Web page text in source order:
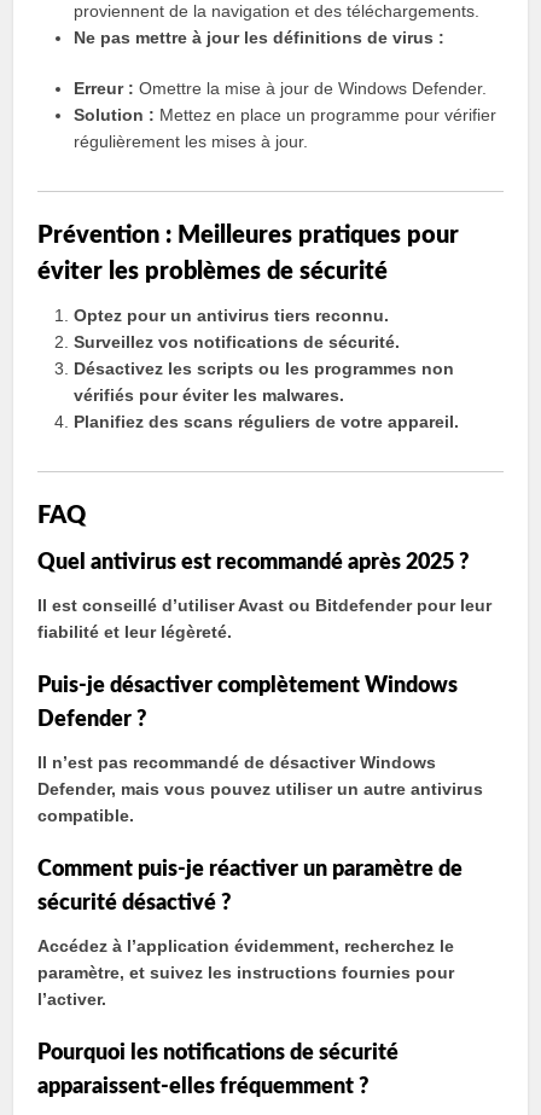
proviennent de la navigation et des téléchargements.
Ne pas mettre à jour les définitions de virus :
Erreur : Omettre la mise à jour de Windows Defender.
Solution : Mettez en place un programme pour vérifier
régulièrement les mises à jour.
Prévention : Meilleures pratiques pour
éviter les problèmes de sécurité
Optez pour un antivirus tiers reconnu.
Surveillez vos notifications de sécurité.
Désactivez les scripts ou les programmes non
vérifiés pour éviter les malwares.
Planifiez des scans réguliers de votre appareil.
FAQ
Quel antivirus est recommandé après 2025 ?
Il est conseillé d’utiliser Avast ou Bitdefender pour leur
fiabilité et leur légèreté.
Puis-je désactiver complètement Windows
Defender ?
Il n’est pas recommandé de désactiver Windows
Defender, mais vous pouvez utiliser un autre antivirus
compatible.
Comment puis-je réactiver un paramètre de
sécurité désactivé ?
Accédez à l’application évidemment, recherchez le
paramètre, et suivez les instructions fournies pour
l’activer.
Pourquoi les notifications de sécurité
apparaissent-elles fréquemment ?